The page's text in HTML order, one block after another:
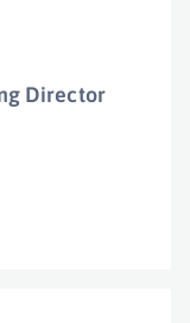
Director